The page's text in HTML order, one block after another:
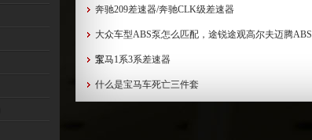
奔驰209差速器/奔驰CLK级差速器
大众车型ABS泵怎么匹配，途锐途观高尔夫迈腾ABS
泵...
宝马1系3系差速器
什么是宝马车死亡三件套